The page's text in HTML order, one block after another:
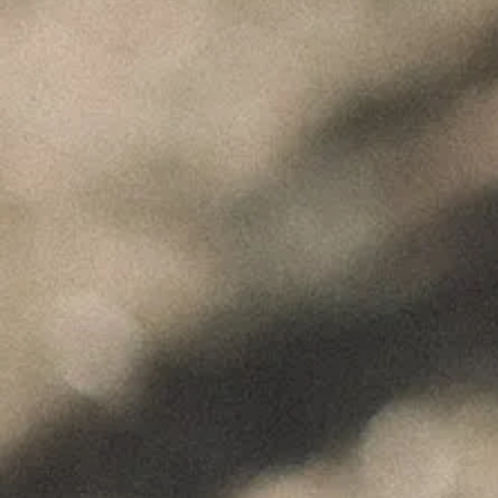
"Wine is not made for winemakers and
their friends alone, but I wish I will always
have plenty of them to share it with."
+351 912 844 136
Celeirós do Douro - Sabrosa
info@paulocoutinho.wine